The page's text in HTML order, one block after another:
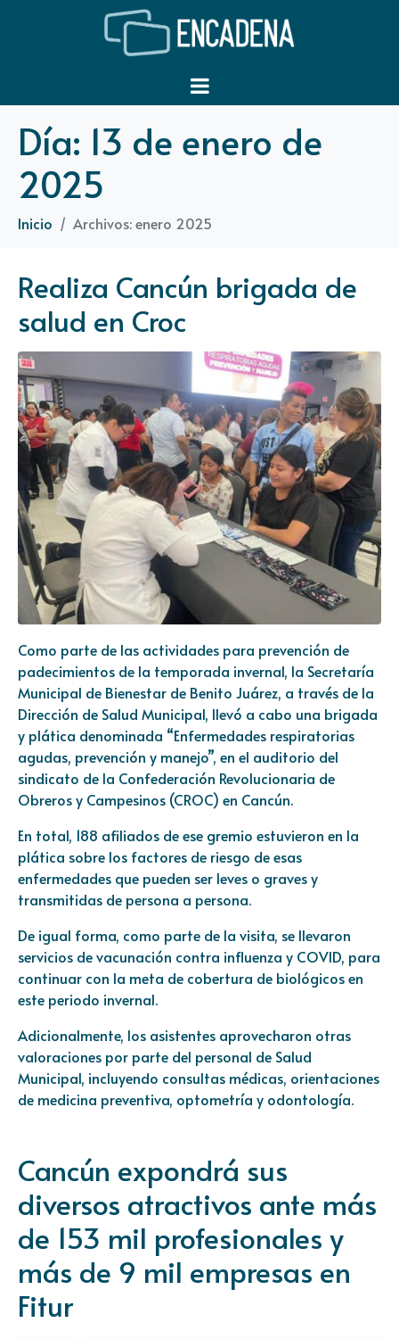
Día: 13 de enero de
2025
Inicio Archivos: enero 2025
Realiza Cancún brigada de
salud en Croc
Como parte de las actividades para prevención de
padecimientos de la temporada invernal, la Secretaría
Municipal de Bienestar de Benito Juárez, a través de la
Dirección de Salud Municipal, llevó a cabo una brigada
y plática denominada “Enfermedades respiratorias
agudas, prevención y manejo”, en el auditorio del
sindicato de la Confederación Revolucionaria de
Obreros y Campesinos (CROC) en Cancún.
En total, 188 afiliados de ese gremio estuvieron en la
plática sobre los factores de riesgo de esas
enfermedades que pueden ser leves o graves y
transmitidas de persona a persona.
De igual forma, como parte de la visita, se llevaron
servicios de vacunación contra influenza y COVID, para
continuar con la meta de cobertura de biológicos en
este periodo invernal.
Adicionalmente, los asistentes aprovecharon otras
valoraciones por parte del personal de Salud
Municipal, incluyendo consultas médicas, orientaciones
de medicina preventiva, optometría y odontología.
Cancún expondrá sus
diversos atractivos ante más
de 153 mil profesionales y
más de 9 mil empresas en
Fitur